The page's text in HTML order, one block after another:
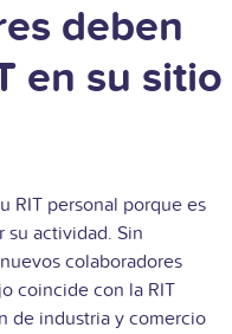
deben
en su sitio
RIT personal porque es
su actividad. Sin
colaboradores
coincide con la RIT
de industria y comercio